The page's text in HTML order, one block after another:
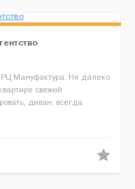
Мануфактура. Не далеко
свежий
диван, всегда
холод...